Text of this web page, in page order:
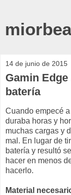
14 de junio de 2015
Gamin
batería
Cuando empecé a
duraba horas y
muchas cargas y
mal. En lugar de
batería y resultó
hacer en menos
hacerlo.
Material